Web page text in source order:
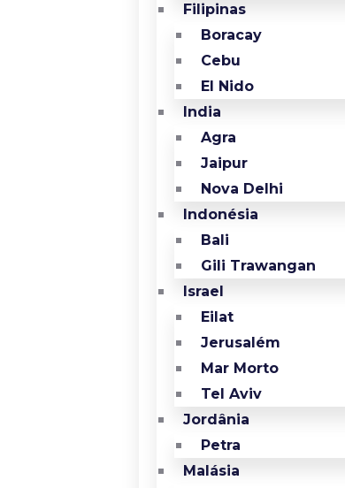
Filipinas
Boracay
Cebu
El Nido
India
Agra
Jaipur
Nova Delhi
Indonésia
Bali
Gili Trawangan
Israel
Eilat
Jerusalém
Mar Morto
Tel Aviv
Jordânia
Petra
Malásia